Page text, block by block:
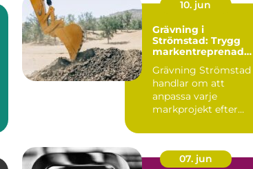
10. jun
Grävning i
Strömstad: Trygg
markentreprenad
Grävning Strömstad
handlar om att
anpassa varje
markprojekt efter
speciella f...
07. jun